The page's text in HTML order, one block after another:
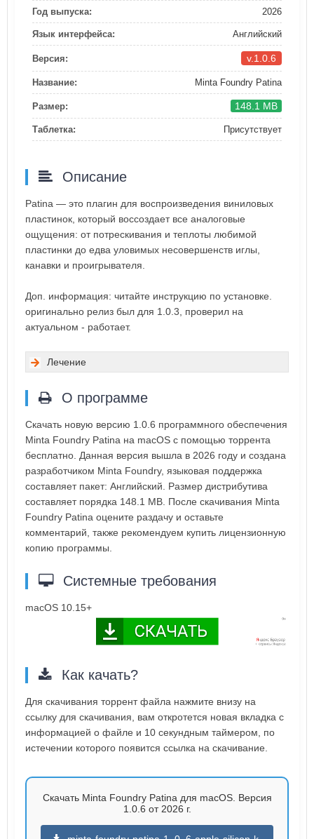
Год выпуска: 2026
Язык интерфейса: Английский
Версия: v.1.0.6
Название: Minta Foundry Patina
Размер: 148.1 MB
Таблетка: Присутствует
Описание
Patina — это плагин для воспроизведения виниловых
пластинок, который воссоздает все аналоговые
ощущения: от потрескивания и теплоты любимой
пластинки до едва уловимых несовершенств иглы,
канавки и проигрывателя.
Доп. информация: читайте инструкцию по установке.
оригинально релиз был для 1.0.3, проверил на
актуальном - работает.
Лечение
О программе
Скачать новую версию 1.0.6 программного обеспечения
Minta Foundry Patina на macOS с помощью торрента
бесплатно. Данная версия вышла в 2026 году и создана
разработчиком Minta Foundry, языковая поддержка
составляет пакет: Английский. Размер дистрибутива
составляет порядка 148.1 MB. После скачивания Minta
Foundry Patina оцените раздачу и оставьте
комментарий, также рекомендуем купить лицензионную
копию программы.
Системные требования
macOS 10.15+
Как качать?
Для скачивания торрент файла нажмите внизу на
ссылку для скачивания, вам откротется новая вкладка с
информацией о файле и 10 секундным таймером, по
истечении которого появится ссылка на скачивание.
Скачать Minta Foundry Patina для macOS. Версия
1.0.6 от 2026 г.